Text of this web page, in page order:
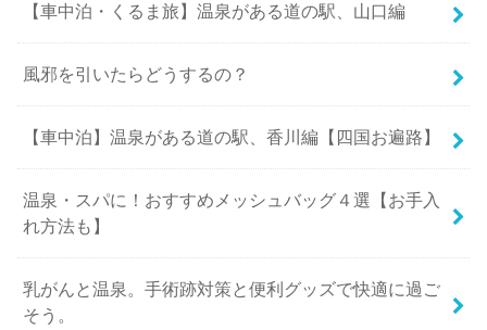
【車中泊・くるま旅】温泉がある道の駅、山口編
風邪を引いたらどうするの？
【車中泊】温泉がある道の駅、香川編【四国お遍路】
温泉・スパに！おすすめメッシュバッグ４選【お手入
れ方法も】
乳がんと温泉。手術跡対策と便利グッズで快適に過ご
そう。